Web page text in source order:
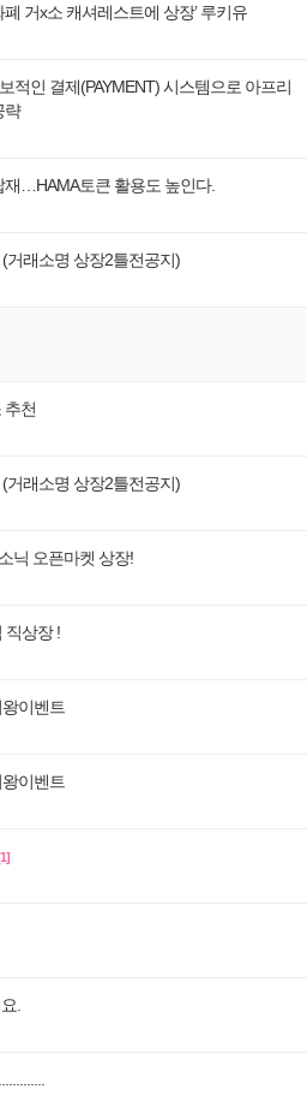
거x소 캐셔레스트에 상장’ 루키유
적인 결제(PAYMENT) 시스템으로 아프리
략
…HAMA토큰 활용도 높인다.
거래소명 상장2틀전공지)
추천
거래소명 상장2틀전공지)
닉 오픈마켓 상장!
직상장 !
이벤트
이벤트
.